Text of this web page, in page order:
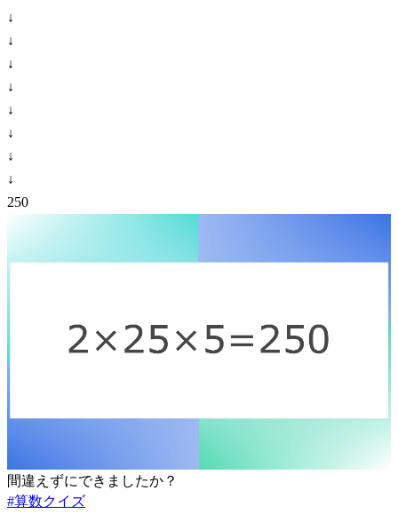
↓
↓
↓
↓
↓
↓
↓
↓
250
間違えずにできましたか？
#算数クイズ